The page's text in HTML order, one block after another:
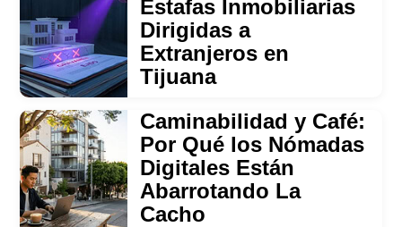
Estafas Inmobiliarias
Dirigidas a
Extranjeros en
Tijuana
Caminabilidad y Café:
Por Qué los Nómadas
Digitales Están
Abarrotando La
Cacho